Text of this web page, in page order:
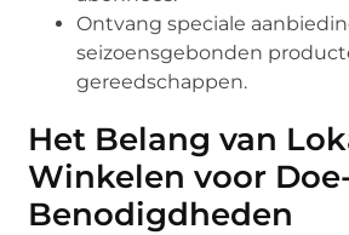
Ontvang speciale
seizoensgebonden
gereedschappen.
Het Belang van
Winkelen voor
Benodigdheden